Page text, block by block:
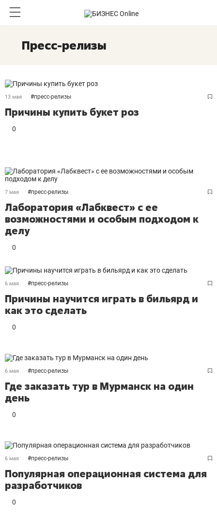
Пресс-релизы
13 мая #пресс-релизы
Причины купить букет роз
0
7 мая #пресс-релизы
Лаборатория «Лабквест» с ее
возможностями и особым подходом к
делу
0
6 мая #пресс-релизы
Причины научится играть в бильярд и
как это сделать
0
6 мая #пресс-релизы
Где заказать тур в Мурманск на один
день
0
6 мая #пресс-релизы
Популярная операционная система для
разработчиков
0